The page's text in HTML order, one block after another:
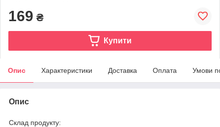
169 ₴
Купити
Опис Характеристики Доставка Оплата Умови
Опис
Склад продукту: